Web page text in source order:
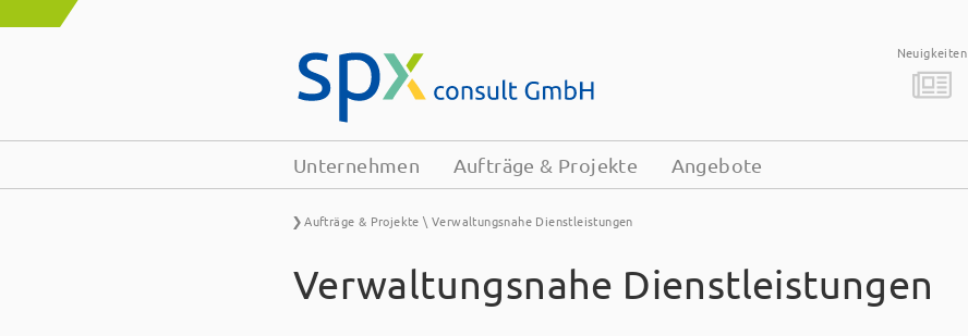
Neuigkeiten
Unternehmen Aufträge & Projekte Angebote
Aufträge & Projekte \ Verwaltungsnahe Dienstleistungen
Verwaltungsnahe Dienstleistungen